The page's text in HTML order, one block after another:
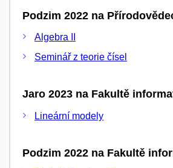
Podzim 2022 na
Algebra II
Seminář z teorie čísel
Jaro 2023 na Fakultě
Lineární modely
Podzim 2022 na Fakultě